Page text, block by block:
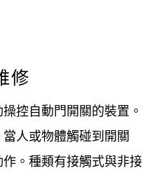
修
控自動門開關的裝置。
人或物體觸碰到開關
。種類有接觸式與非接